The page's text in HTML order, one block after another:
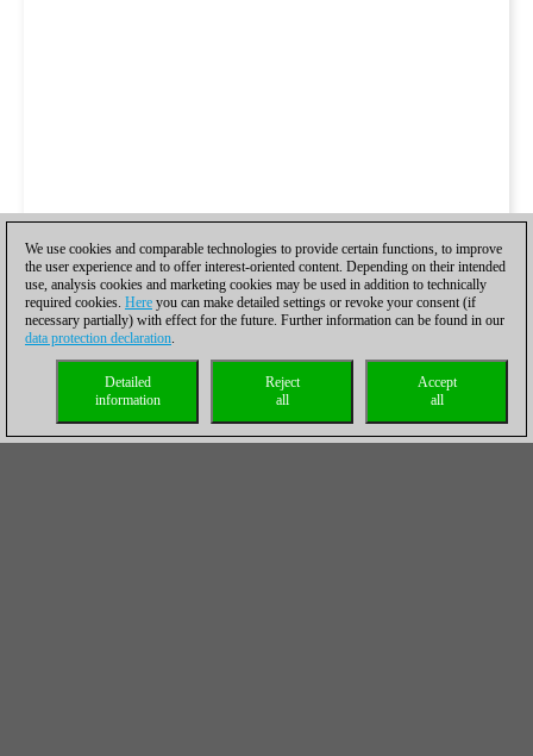
We use cookies and comparable technologies to provide certain functions, to improve
the user experience and to offer interest-oriented content. Depending on their intended
use, analysis cookies and marketing cookies may be used in addition to technically
required cookies. Here you can make detailed settings or revoke your consent (if
necessary partially) with effect for the future. Further information can be found in our
data protection declaration.
Accept
all
Reject
all
Detailed
information